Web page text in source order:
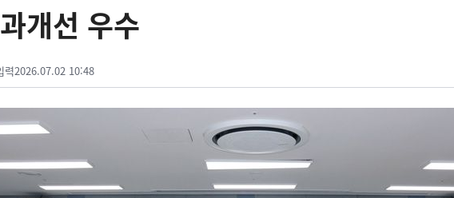
개선 우수
력2026.07.02 10:48